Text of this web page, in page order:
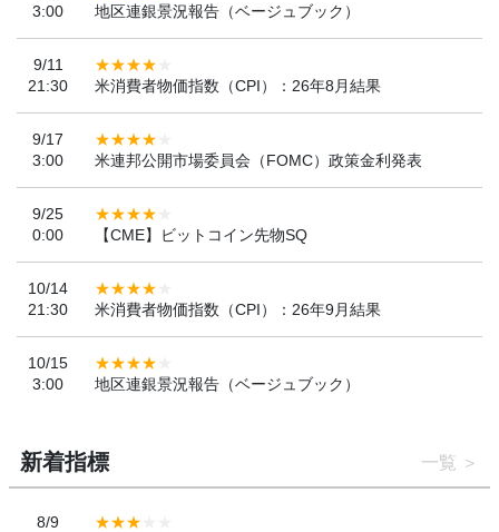
3:00
地区連銀景況報告（ベージュブック）
9/11
21:30
米消費者物価指数（CPI）：26年8月結果
9/17
3:00
米連邦公開市場委員会（FOMC）政策金利発表
9/25
0:00
【CME】ビットコイン先物SQ
10/14
21:30
米消費者物価指数（CPI）：26年9月結果
10/15
3:00
地区連銀景況報告（ベージュブック）
新着指標 一覧
8/9